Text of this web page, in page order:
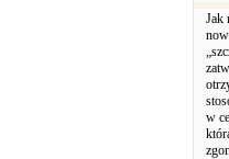
Jak
w